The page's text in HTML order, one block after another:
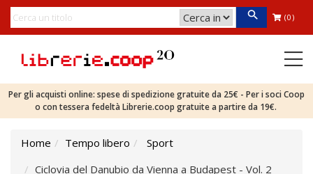
(0)
Per gli acquisti online: spese di spedizione gratuite da 25€ - Per i soci Coop
o con tessera fedeltà Librerie.coop gratuite a partire da 19€.
Home Tempo libero
Sport
Ciclovia del Danubio da Vienna a Budapest - Vol. 2